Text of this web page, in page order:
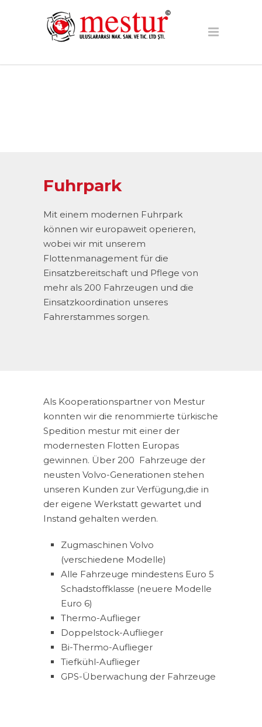
Fuhrpark
Mit einem modernen Fuhrpark
können wir europaweit operieren,
wobei wir mit unserem
Flottenmanagement für die
Einsatzbereitschaft und Pflege von
mehr als 200 Fahrzeugen und die
Einsatzkoordination unseres
Fahrerstammes sorgen.
Als Kooperationspartner von Mestur
konnten wir die renommierte türkische
Spedition mestur mit einer der
modernesten Flotten Europas
gewinnen. Über 200 Fahrzeuge der
neusten Volvo-Generationen stehen
unseren Kunden zur Verfügung,die in
der eigene Werkstatt gewartet und
Instand gehalten werden.
Zugmaschinen Volvo
(verschiedene Modelle)
Alle Fahrzeuge mindestens Euro 5
Schadstoffklasse (neuere Modelle
Euro 6)
Thermo-Auflieger
Doppelstock-Auflieger
Bi-Thermo-Auflieger
Tiefkühl-Auflieger
GPS-Überwachung der Fahrzeuge